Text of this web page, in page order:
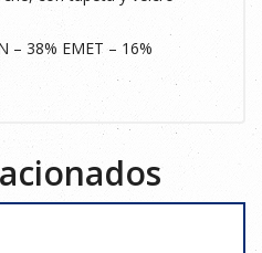
– 38% EMET – 16%